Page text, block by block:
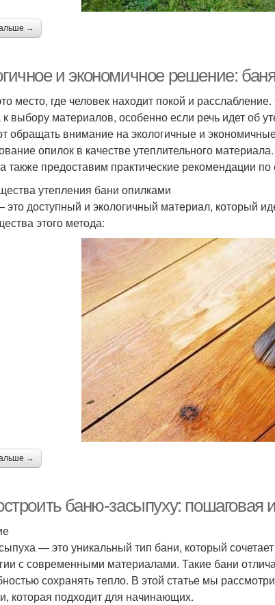
→
и экономичное решение:
место, где человек находит покой и
к выбору материалов, особенно если речь идет об
обращать внимание на экологичные и
опилок в качестве утеплительного
также предоставим практические рекомендации по
утепления бани опилками
это доступный и экологичный материал, который
этого метода:
→
баню-засыпуху:
— это уникальный тип бани, который
с современными материалами. Такие бани
сохранять тепло. В этой статье мы
которая подходит для начинающих.